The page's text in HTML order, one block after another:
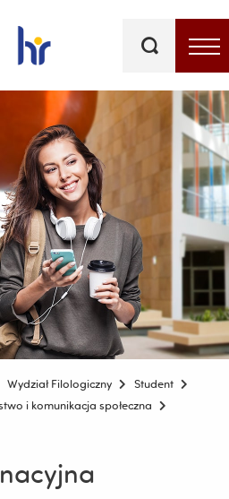
kluczowe
Wydział Filologiczny
Student
i komunikacja społeczna